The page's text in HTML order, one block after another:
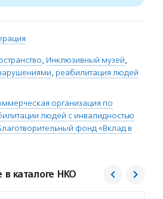
, Инклюзивный музей,
, реабилитация людей
организация по
людей с инвалидностью
фонд «Вклад в
каталоге НКО